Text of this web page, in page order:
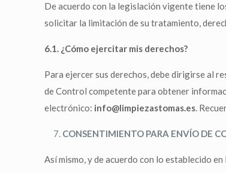
De acuerdo con la legislación vigente tiene
solicitar la limitación de su tratamiento,
6.1. ¿Cómo ejercitar mis derechos?
Para ejercer sus derechos, debe dirigirse al
de Control competente para obtener
electrónico: info@limpiezastomas.es.
CONSENTIMIENTO PARA ENVÍO DE
Así mismo, y de acuerdo con lo establecido